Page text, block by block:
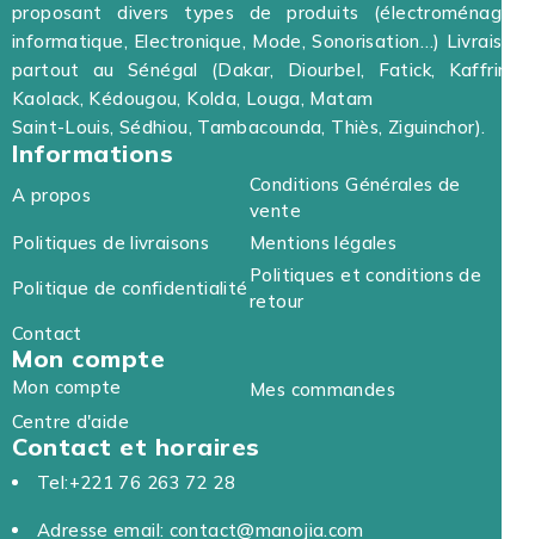
proposant divers types de produits (électroménager,
informatique, Electronique, Mode, Sonorisation…) Livraison
partout au Sénégal (Dakar, Diourbel, Fatick, Kaffrine,
Kaolack, Kédougou, Kolda, Louga, Matam
Saint-Louis, Sédhiou, Tambacounda, Thiès, Ziguinchor).
Informations
A propos
Conditions Générales de
vente
Politiques de livraisons
Mentions légales
Politique de confidentialité
Politiques et conditions de
retour
Contact
Mon compte
Mon compte
Mes commandes
Centre d'aide
Contact et horaires
Tel:+221 76 263 72 28
Adresse email: contact@manojia.com